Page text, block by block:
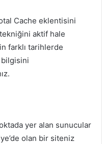
Cache eklentisini
aktif hale
farklı tarihlerde
yer alan sunucular
olan bir siteniz